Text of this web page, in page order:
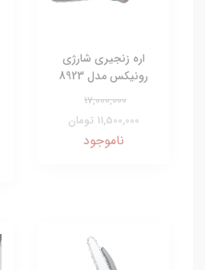
اره زنجیری شارژی
رونیکس مدل 8923
17,000,000
11,500,000 تومان
ناموجود